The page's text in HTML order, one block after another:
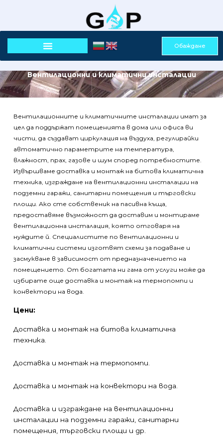
Обаждане
Вентилационни и климатични инсталации
Вентилационните и климатичните инсталации имат за
цел да поддържат помещенията в дома или офиса ви
чисти, да създават циркулация на въздуха, регулирайки
автоматично параметрите на температура,
влажност, прах, газове и шум според потребностите.
Извършваме доставка и монтаж на битова климатична
техника, изграждане на вентилационни инсталации на
подземни гаражи, санитарни помещения и търговски
площи. Ако сте собственик на пасивна къща,
предоставяме възможност да доставим и монтираме
вентилационна инсталация, която отговаря на
нуждите й. Специалистите по вентилационни и
климатични системи изготвят схеми за подаване и
засмукване в зависимост от предназначението на
помещението. От богатата ни гама от услуги може да
избирате още доставка и монтаж на термопомпи и
конвектори на вода.
Цени:
Доставка и монтаж на битова климатична
техника.
Доставка и монтаж на термопомпи.
Доставка и монтаж на конвектори на вода.
Доставка и изграждане на вентилационни
инсталации на подземни гаражи, санитарни
помещения, търговски площи и др.